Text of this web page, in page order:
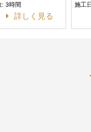
: 3時間
詳しく見る
施工